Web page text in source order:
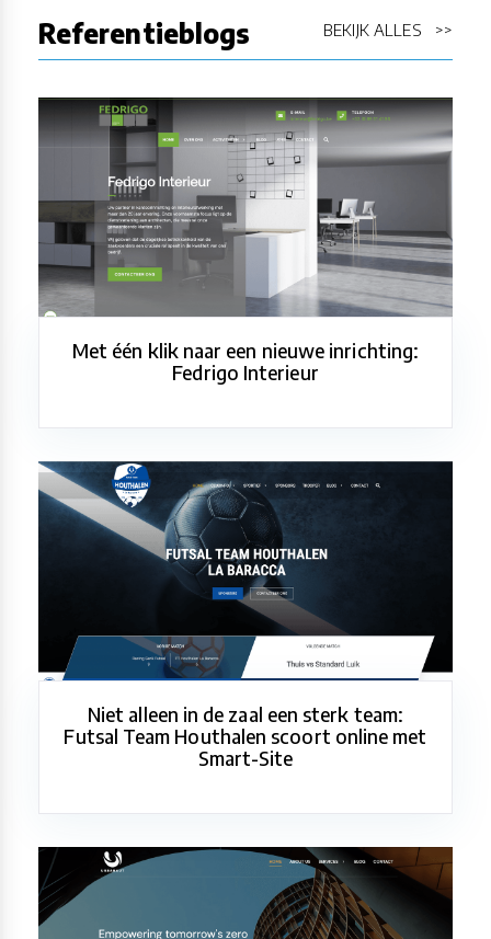
Referentieblogs BEKIJK ALLES >>
Met één klik naar een nieuwe inrichting:
Fedrigo Interieur
Niet alleen in de zaal een sterk team:
Futsal Team Houthalen scoort online met
Smart-Site